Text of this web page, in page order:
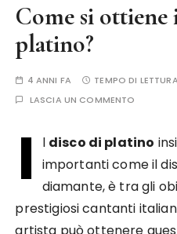
Come si
platino?
4 ANNI FA TEMPO DI
LASCIA UN COMMENTO
I l disco di platino
importanti come il
diamante, è tra gli
prestigiosi cantanti